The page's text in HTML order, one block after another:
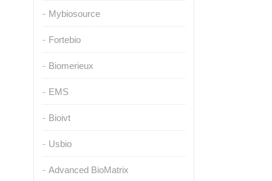
Mybiosource
Fortebio
Biomerieux
EMS
Bioivt
Usbio
Advanced BioMatrix